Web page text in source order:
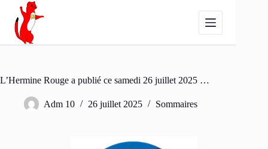
Passer
contenu
L’Hermine Rouge a publié ce samedi 26 juillet 2025 …
Adm 10 26 juillet 2025 Sommaires